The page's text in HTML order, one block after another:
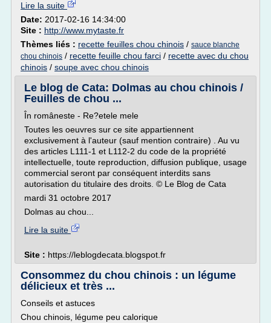
Lire la suite
Date: 2017-02-16 14:34:00
Site : http://www.mytaste.fr
Thèmes liés : recette feuilles chou chinois / sauce blanche
chou chinois / recette feuille chou farci / recette avec du chou
chinois / soupe avec chou chinois
Le blog de Cata: Dolmas au chou chinois /
Feuilles de chou ...
În româneste - Re?etele mele
Toutes les oeuvres sur ce site appartiennent
exclusivement à l'auteur (sauf mention contraire) . Au vu
des articles L111-1 et L112-2 du code de la propriété
intellectuelle, toute reproduction, diffusion publique, usage
commercial seront par conséquent interdits sans
autorisation du titulaire des droits. © Le Blog de Cata
mardi 31 octobre 2017
Dolmas au chou...
Lire la suite
Site : https://leblogdecata.blogspot.fr
Consommez du chou chinois : un légume
délicieux et très ...
Conseils et astuces
Chou chinois, légume peu calorique